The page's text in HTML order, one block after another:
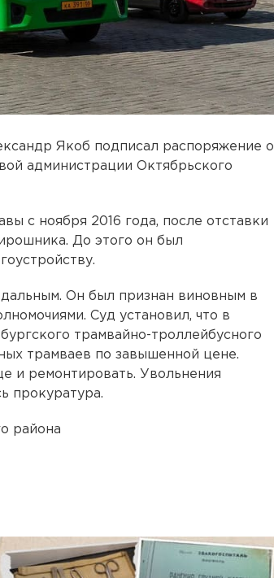
Якоб подписал распоряжение о
администрации Октябрьского
с ноября 2016 года, после отставки
До этого он был
Он был признан виновным в
Суд установил, что в
трамвайно-троллейбусного
трамваев по завышенной цене.
и ремонтировать. Увольнения
прокуратура.
района